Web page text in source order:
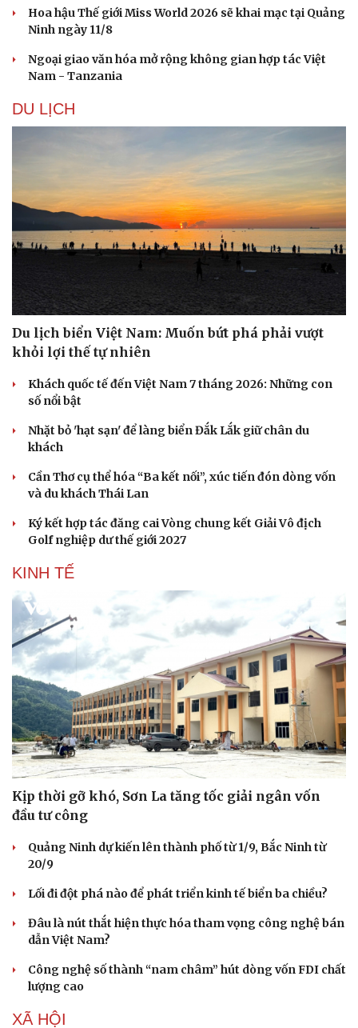
Văn hóa
Sân khấu - Điện ảnh
Âm nhạc
Di sản
Sao Việt
Hoa hậu Thế giới Miss World 2026 sẽ khai mạc tại Quảng
Ninh ngày 11/8
Ngoại giao văn hóa mở rộng không gian hợp tác Việt
Nam - Tanzania
DU LỊCH
Du lịch biển Việt Nam: Muốn bứt phá phải vượt
khỏi lợi thế tự nhiên
Khách quốc tế đến Việt Nam 7 tháng 2026: Những con
số nổi bật
Nhặt bỏ 'hạt sạn' để làng biển Đắk Lắk giữ chân du
khách
Cần Thơ cụ thể hóa “Ba kết nối”, xúc tiến đón dòng vốn
và du khách Thái Lan
Ký kết hợp tác đăng cai Vòng chung kết Giải Vô địch
Golf nghiệp dư thế giới 2027
KINH TẾ
Kịp thời gỡ khó, Sơn La tăng tốc giải ngân vốn
đầu tư công
Quảng Ninh dự kiến lên thành phố từ 1/9, Bắc Ninh từ
20/9
Lối đi đột phá nào để phát triển kinh tế biển ba chiều?
Đâu là nút thắt hiện thực hóa tham vọng công nghệ bán
dẫn Việt Nam?
Công nghệ số thành “nam châm” hút dòng vốn FDI chất
lượng cao
XÃ HỘI